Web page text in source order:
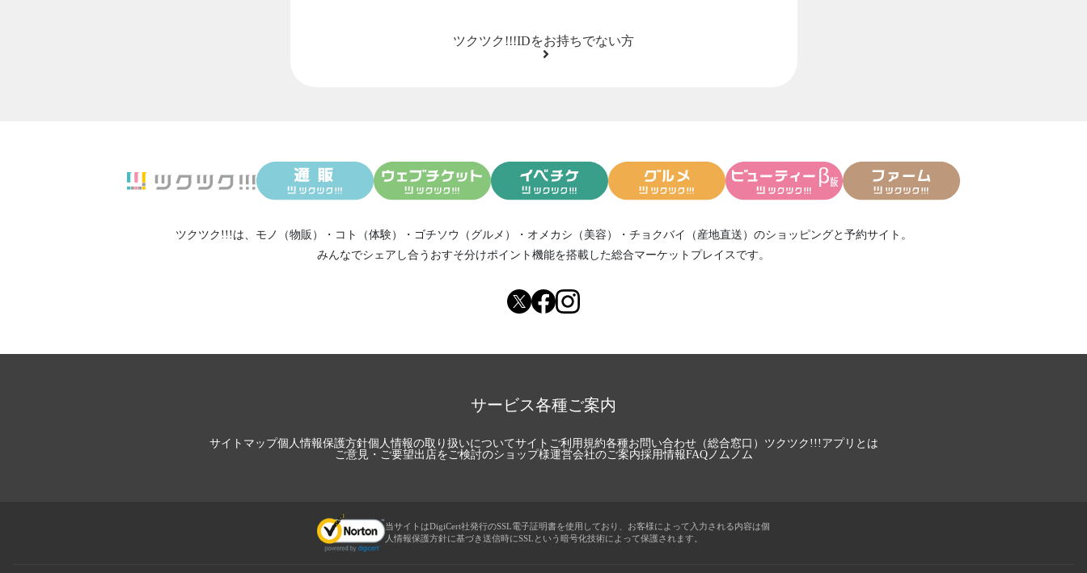
ツクツク!!!IDをお持ちでない方
ツクツク!!!は、 モノ（物販） ・ コト（体験） ・ ゴチソウ（グルメ） ・ オメカシ（美容） ・ チョクバイ（産地直送） のショッピングと予約サイト。
みんなでシェアし合う おすそ分けポイント機能を搭載した総合マーケットプレイスです。
サービス各種ご案内
サイトマップ個人情報保護方針個人情報の取り扱いについてサイトご利用規約各種お問い合わせ（総合窓口） ツクツク!!!アプリとは
ご意見・ご要望出店をご検討のショップ様運営会社のご案内採用情報FAQノムノム
当サイトはDigiCert社発行のSSL電子証明書を使用しており、お客様によって入力される内容は個
人情報保護方針に基づき送信時にSSLという暗号化技術によって保護されます。